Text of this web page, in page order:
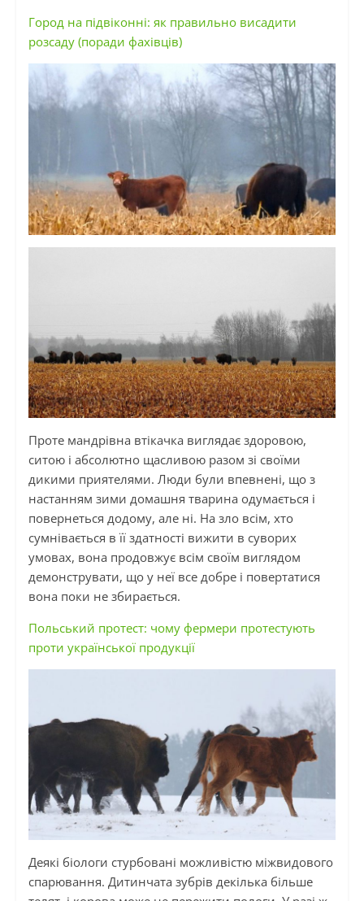
Город на підвіконні: як правильно висадити
розсаду (поради фахівців)
Проте мандрівна втікачка виглядає здоровою,
ситою і абсолютно щасливою разом зі своїми
дикими приятелями. Люди були впевнені, що з
настанням зими домашня тварина одумається і
повернеться додому, але ні. На зло всім, хто
сумнівається в її здатності вижити в суворих
умовах, вона продовжує всім своїм виглядом
демонструвати, що у неї все добре і повертатися
вона поки не збирається.
Польський протест: чому фермери протестують
проти української продукції
Деякі біологи стурбовані можливістю міжвидового
спарювання. Дитинчата зубрів декілька більше